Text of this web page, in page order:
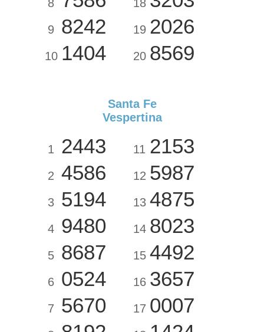
8
9 8242
10 1404
18
19 2026
20 8569
Santa Fe
Vespertina
1 2443
2 4586
3 5194
4 9480
5 8687
6 0524
7 5670
11 2153
12 5987
13 4875
14 8023
15 4492
16 3657
17 0007